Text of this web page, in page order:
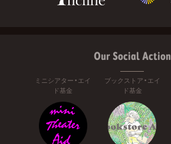
Our Social Action
ミニシアター・エイ
ド基金
ブックストア・エイ
ド基金